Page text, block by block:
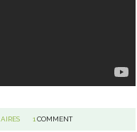
1 COMMENT